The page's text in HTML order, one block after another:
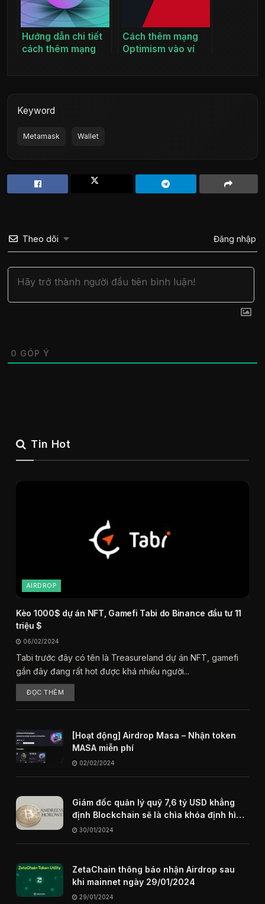
Hướng dẫn chi tiết
cách thêm mạng
Cách thêm mạng
Optimism vào ví
Keyword
Metamask Wallet
Theo dõi Đăng nhập
0 GÓP Ý
Tin Hot
AIRDROP
Kèo 1000$ dự án NFT, Gamefi Tabi do Binance đầu tư 11
triệu $
06/02/2024
Tabi trước đây có tên là Treasureland dự án NFT, gamefi
gần đây đang rất hot được khá nhiều người...
ĐỌC THÊM
[Hoạt động] Airdrop Masa – Nhận token
MASA miễn phí
02/02/2024
Giám đốc quản lý quỹ 7,6 tỷ USD khẳng
định Blockchain sẽ là chìa khóa định hình
internet trong tương lai
30/01/2024
ZetaChain thông báo nhận Airdrop sau
khi mainnet ngày 29/01/2024
29/01/2024